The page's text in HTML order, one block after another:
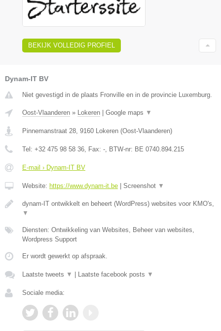
BEKIJK VOLLEDIG PROFIEL
Dynam-IT BV
Niet gevestigd in de plaats Fronville en in de provincie Luxemburg.
Oost-Vlaanderen » Lokeren Google maps ▼
Pinnemanstraat 28, 9160 Lokeren (Oost-Vlaanderen)
Tel: +32 475 98 58 36, Fax: -, BTW-nr: BE 0740.894.215
E-mail › Dynam-IT BV
Website: https://www.dynam-it.be Screenshot ▼
dynam-IT ontwikkelt en beheert (WordPress) websites voor KMO's,
▼
Diensten: Ontwikkeling van Websites, Beheer van websites,
Wordpress Support
Er wordt gewerkt op afspraak.
Laatste tweets ▼ Laatste facebook posts ▼
Sociale media: